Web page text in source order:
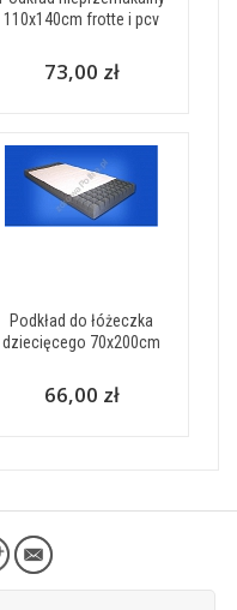
110x140cm frotte i pcv
73,00 zł
Podkład do łóżeczka
dziecięcego 70x200cm
66,00 zł